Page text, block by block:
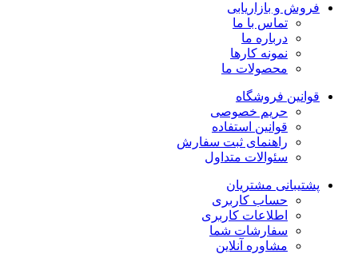
فروش و بازاریابی
تماس با ما
درباره ما
نمونه کارها
محصولات ما
قوانین فروشگاه
حریم خصوصی
قوانین استفاده
راهنمای ثبت سفارش
سئوالات متداول
پشتیبانی مشتریان
حساب کاربری
اطلاعات کاربری
سفارشات شما
مشاوره آنلاین